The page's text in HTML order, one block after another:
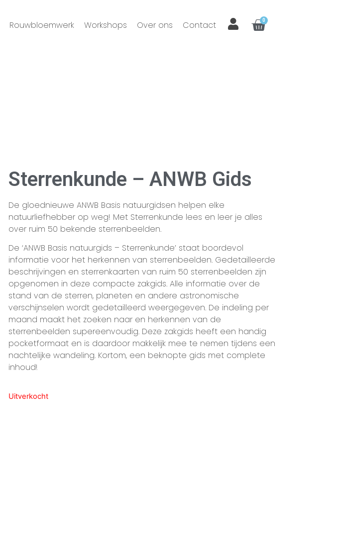
Rouwbloemwerk Workshops Over ons Contact 0
Sterrenkunde – ANWB Gids
De gloednieuwe ANWB Basis natuurgidsen helpen elke
natuurliefhebber op weg! Met Sterrenkunde lees en leer je alles
over ruim 50 bekende sterrenbeelden.
De ‘ANWB Basis natuurgids – Sterrenkunde’ staat boordevol
informatie voor het herkennen van sterrenbeelden. Gedetailleerde
beschrijvingen en sterrenkaarten van ruim 50 sterrenbeelden zijn
opgenomen in deze compacte zakgids. Alle informatie over de
stand van de sterren, planeten en andere astronomische
verschijnselen wordt gedetailleerd weergegeven. De indeling per
maand maakt het zoeken naar en herkennen van de
sterrenbeelden supereenvoudig. Deze zakgids heeft een handig
pocketformaat en is daardoor makkelijk mee te nemen tijdens een
nachtelijke wandeling. Kortom, een beknopte gids met complete
inhoud!
Uitverkocht